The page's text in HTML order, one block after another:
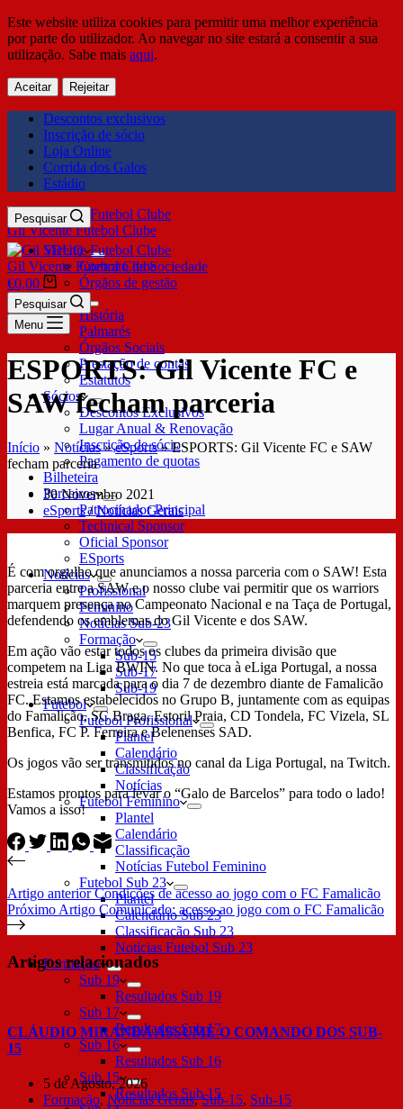
Este website utiliza cookies para permitir uma melhor experiência
por parte do utilizador. Ao navegar no site estará a consentir a sua
utilização. Sabe mais aqui.
Aceitar Rejeitar
Descontos exclusivos
Inscrição de sócio
Loja Online
Corrida dos Galos
Estádio
Gil Vicente Futebol Clube
Pesquisar
SDUQ
Contrato de Sociedade
Órgãos de gestão
Clube
História
Palmarés
Órgãos Sociais
Prestação de contas
Estatutos
Sócios
Descontos Exclusivos
Lugar Anual & Renovação
Inscrição de sócio
Pagamento de quotas
Bilheteira
Parceiros
Patrocinador Principal
Technical Sponsor
Oficial Sponsor
ESports
Notícias
Profissional
Feminino
Notícias Sub-23
Formação
Sub-15
Sub-17
Sub-19
Futebol
Futebol Profissional
Plantel
Calendário
Classificação
Notícias
Futebol Feminino
Plantel
Calendário
Classificação
Notícias Futebol Feminino
Futebol Sub 23
Plantel
Calendário Sub 23
Classificação Sub 23
Notícias Futebol Sub 23
Formação
Sub 19
Resultados Sub 19
Sub 17
Resultados Sub 17
Sub 16
Resultados Sub 16
Sub 15
Resultados Sub 15
Gil Vicente Futebol Clube
€0,00
Pesquisar
Menu
ESPORTS: Gil Vicente FC e
SAW fecham parceria
Início » Notícias»eSports»ESPORTS: Gil Vicente FC e SAW
fecham parceria
30 Novembro 2021
eSports/Notícias Gerais
É com orgulho que anunciamos a nossa parceria com o SAW! Esta
parceria entre a SAW e o nosso clube vai permitir que os warriors
marquem presença no Campeonato Nacional e na Taça de Portugal,
defendendo os emblemas do Gil Vicente e dos SAW.
Em ação vão estar todos os clubes da primeira divisão que
competem na Liga BWIN. No que toca à eLiga Portugal, a nossa
estreia está marcada para o dia 7 de dezembro diante de Famalicão
FC. Estamos estabelecidos no Grupo B, juntamente com as equipas
do Famalicão, SC Braga, Estoril Praia, CD Tondela, FC Vizela, SL
Benfica, FC P. Ferreira e Belenenses SAD.
Os jogos vão ser transmitidos no canal da Liga Portugal, na Twitch.
Estamos prontos para levar o “Galo de Barcelos” para todo o lado!
Vamos a isso!
Artigo anteriorCondições de acesso ao jogo com o FC Famalicão
Próximo Artigo Comunicado: acesso ao jogo com o FC Famalicão
Artigos relacionados
CLÁUDIO MIRANDA ASSUME O COMANDO DOS SUB-
15
5 de Agosto, 2026
Formação,Notícias Gerais,Sub-15, Sub-15